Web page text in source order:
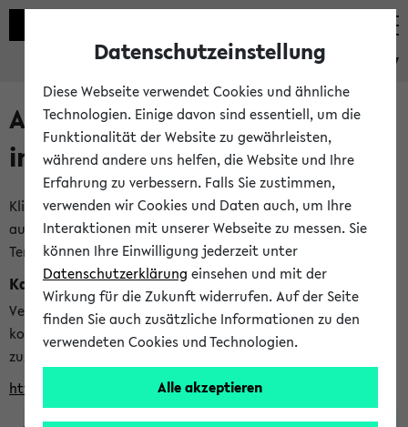
eKVV
Alle veröffentlichten Semester
im eKVV
Klicken Sie auf das Semester, welches Sie für Ihre Sitzung
auswählen möchten. Bitte beachten Sie auch die weiteren
Termine imKalender der Lehrplanung
Kalenderintegration
Verwenden Sie die folgende Adresse, um mit einer
kompatiblen Kalenderanwendung auf die Vorlesungszeiten
zuzugreifen (nähere Informationen
finden Sie hier
https://ekvv.uni-bielefeld.de/ws/calendar?vz
Datenschutzeinstellung
Diese Webseite verwendet Cookies und ähnliche
Technologien. Einige davon sind essentiell, um die
Funktionalität der Website zu gewährleisten,
während andere uns helfen, die Website und Ihre
Erfahrung zu verbessern. Falls Sie zustimmen,
verwenden wir Cookies und Daten auch, um Ihre
Interaktionen mit unserer Webseite zu messen. Sie
können Ihre Einwilligung jederzeit unter
Datenschutzerklärung einsehen und mit der
Wirkung für die Zukunft widerrufen. Auf der Seite
finden Sie auch zusätzliche Informationen zu den
verwendeten Cookies und Technologien.
Alle akzeptieren